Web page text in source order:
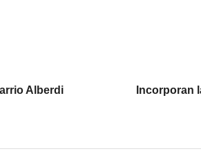
Alberdi
Incorporan